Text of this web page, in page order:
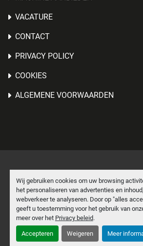
Wij gebruiken cookies om uw browsing
het personaliseren van advertenties en
webverkeer te analyseren. Door op "alles
geeft u toestemming voor het gebruik van
meer over het Privacy beleid.
Accepteren Weigeren Meer
VACATURE
CONTACT
PRIVACY POLICY
COOKIES
ALGEMENE VOORWAARDEN
Cookies beheren
Machinio Systemwebsite